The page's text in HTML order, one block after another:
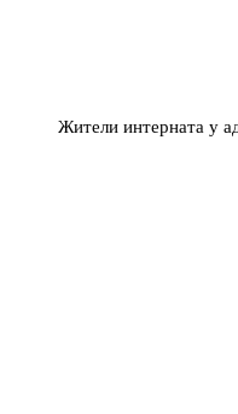
Жители интерната у